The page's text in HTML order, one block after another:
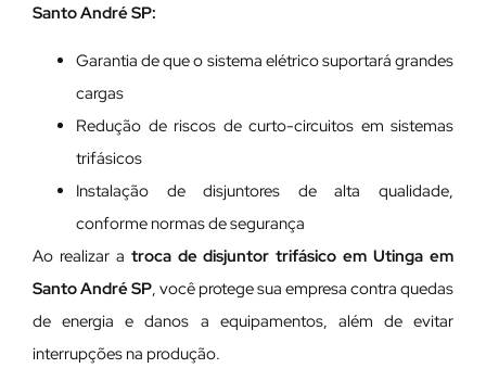
Santo André SP:
Garantia de que o sistema elétrico suportará grandes
cargas
Redução de riscos de curto-circuitos em sistemas
trifásicos
Instalação de disjuntores de alta qualidade,
conforme normas de segurança
Ao realizar a troca de disjuntor trifásico em Utinga em
Santo André SP, você protege sua empresa contra quedas
de energia e danos a equipamentos, além de evitar
interrupções na produção.